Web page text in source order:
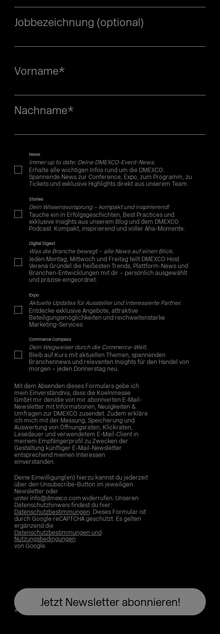
Jobbezeichnung (optional)
Vorname*
Nachname*
News
Immer up to date: Deine DMEXCO-Event-News.
Erhalte alle wichtigen Infos rund um die DMEXCO:
Spannende News zur Conference, Expo, zum Programm, zu
Tickets und exklusive Highlights direkt aus unserem Team.
Stories
Dein Wissensvorsprung – kompakt und inspirierend!
Tauche ein in Erfolgsgeschichten, Best Practices und
exklusive Insights aus unserem Blog und dem DMEXCO
Podcast. Kompakt, inspirierend und voller Aha-Momente.
Digital Digest
Was die Branche bewegt – alle News auf einen Blick.
Jeden Montag, Mittwoch und Freitag teilt DMEXCO Host
Verena Gründel die heißesten Trends, Plattform-News und
Branchen-Entwicklungen mit dir – persönlich ausgewählt
und präzise eingeordnet.
Expo
Aktuelle Updates für Aussteller und interessierte Partner.
Entdecke exklusive Angebote, attraktive
Beteiligungsmöglichkeiten und reichweitenstarke
Marketing-Services.
Commerce Compass
Dein Wegweiser durch die Commerce-Welt.
Bleib auf Kurs mit aktuellen Themen, spannenden
Branchennews und relevanten Insights für den Handel von
morgen – jeden Donnerstag neu.
Mit dem Absenden dieses Formulars gebe ich
mein Einverständnis, dass die Koelnmesse
GmbH mir den/die von mir abonnierten E-Mail-
Newsletter mit Informationen, Neuigkeiten &
Umfragen zur DMEXCO zusendet. Zudem erkläre
ich mich mit der Messung, Speicherung und
Auswertung von Öffnungsraten, Klickraten,
Lesedauer und verwendetem E-Mail-Client in
meinem Empfängerprofil zu Zwecken der
Gestaltung künftiger E-Mail-Newsletter
entsprechend meinen Interessen
einverstanden.
Deine Einwilligung(en) hierzu kannst du jederzeit
über den Unsubscribe-Button im jeweiligen
Newsletter oder
unter info@dmexco.com widerrufen. Unseren
Datenschutzhinweis findest du hier:
Datenschutzbestimmungen. Dieses Formular ist
durch Google reCAPTCHA geschützt. Es gelten
ergänzend die
Datenschutzbestimmungen und
Nutzungsbedingungen
von Google.